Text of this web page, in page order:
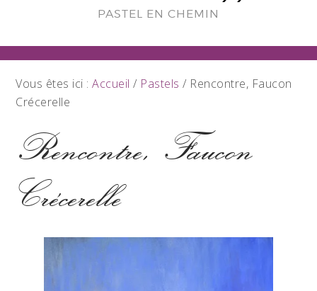
PASTEL EN CHEMIN
Vous êtes ici :Accueil / Pastels / Rencontre, Faucon
Crécerelle
Rencontre, Faucon
Crécerelle